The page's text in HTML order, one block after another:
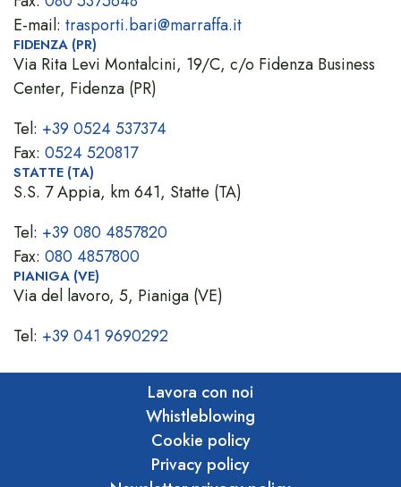
E-mail: trasporti.bari@marraffa.it
FIDENZA (PR)
Via Rita Levi Montalcini, 19/C, c/o Fidenza Business
Center, Fidenza (PR)
Tel: +39 0524 537374
Fax: 0524 520817
STATTE (TA)
S.S. 7 Appia, km 641, Statte (TA)
Tel: +39 080 4857820
Fax: 080 4857800
PIANIGA (VE)
Via del lavoro, 5, Pianiga (VE)
Tel: +39 041 9690292
Lavora con noi
Whistleblowing
Cookie policy
Privacy policy